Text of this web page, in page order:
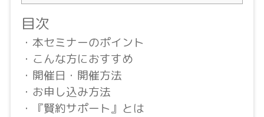
目次
・本セミナーのポイント
・こんな方におすすめ
・開催日・開催方法
・お申し込み方法
・『賢約サポート』とは